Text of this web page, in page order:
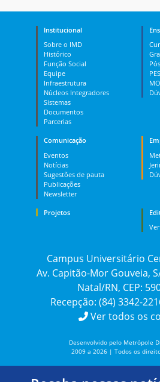
Institucional
Sobre o IMD
Histórico
Função Social
Equipe
Infraestrutura
Núcleos Integradores
Sistemas
Documentos
Parcerias
PES
Comunicação
Eventos
Notícias
Sugestões de pauta
Publicações
Newsletter
Projetos
Campus Universitário
Av. Capitão-Mor Gouveia,
Natal/RN, CEP:
Recepção: (84) 3342-
Ver todos os
Desenvolvido pelo Metrópole
2009 a 2026 | Todos os